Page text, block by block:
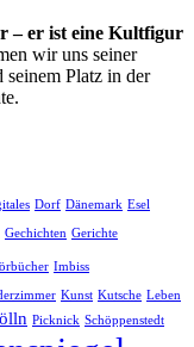
– er ist eine Kultfigur
wir uns seiner
seinem Platz in der
Dorf Dänemark Esel
Gechichten Gerichte
Imbiss
Kunst Kutsche Leben
Picknick Schöppenstedt